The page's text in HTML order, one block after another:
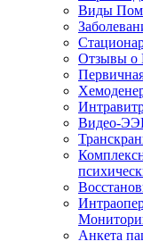
Виды
Отзывы о
Видео-
Анкета